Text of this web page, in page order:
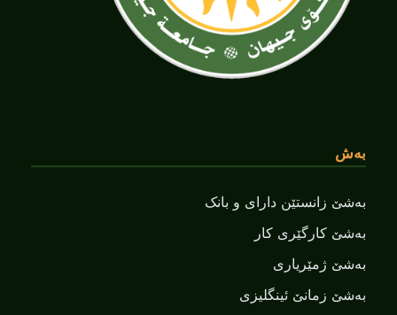
بەش
بەشێ زانستێن دارای و بانک
بەشێ کارگێری کار
بەشێ ژمێریاری
بەشێ زمانێ ‌‌ئینگلیزی